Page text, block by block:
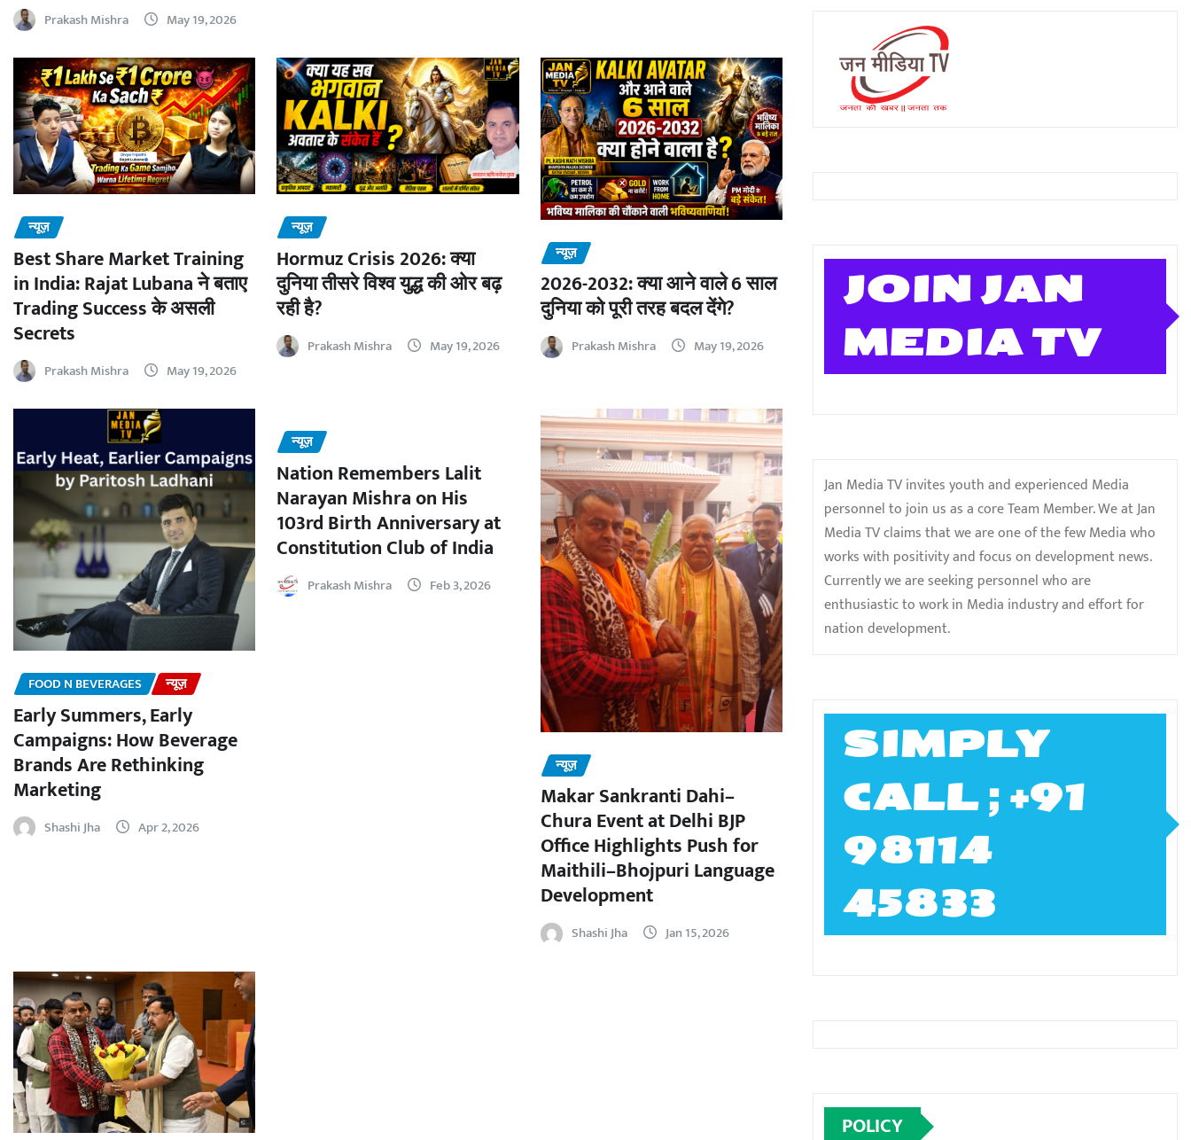
Prakash Mishra May 19, 2026
न्यूज़
Best Share Market Training
in India: Rajat Lubana ने बताए
Trading Success के असली
Secrets
Prakash Mishra May 19, 2026
न्यूज़
Hormuz Crisis 2026: क्या
दुनिया तीसरे विश्व युद्ध की ओर बढ़
रही है?
Prakash Mishra May 19, 2026
न्यूज़
2026-2032: क्या आने वाले 6 साल
दुनिया को पूरी तरह बदल देंगे?
Prakash Mishra May 19, 2026
FOOD N BEVERAGES न्यूज़
Early Summers, Early
Campaigns: How Beverage
Brands Are Rethinking
Marketing
Shashi Jha Apr 2, 2026
न्यूज़
Nation Remembers Lalit
Narayan Mishra on His
103rd Birth Anniversary at
Constitution Club of India
Prakash Mishra Feb 3, 2026
न्यूज़
Makar Sankranti Dahi–
Chura Event at Delhi BJP
Office Highlights Push for
Maithili–Bhojpuri Language
Development
Shashi Jha Jan 15, 2026
JOIN JAN
MEDIA TV
Jan Media TV invites youth and experienced Media
personnel to join us as a core Team Member. We at Jan
Media TV claims that we are one of the few Media who
works with positivity and focus on development news.
Currently we are seeking personnel who are
enthusiastic to work in Media industry and effort for
nation development.
SIMPLY
CALL ; +91
98114
45833
POLICY